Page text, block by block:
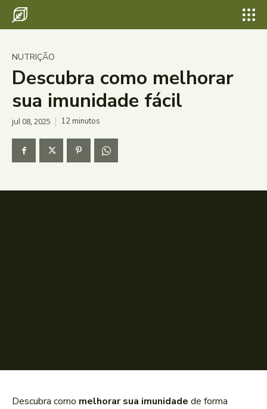
NUTRIÇÃO
Descubra como melhorar
sua imunidade fácil
jul 08, 2025 12minutos
Descubra como melhorar sua imunidade de forma